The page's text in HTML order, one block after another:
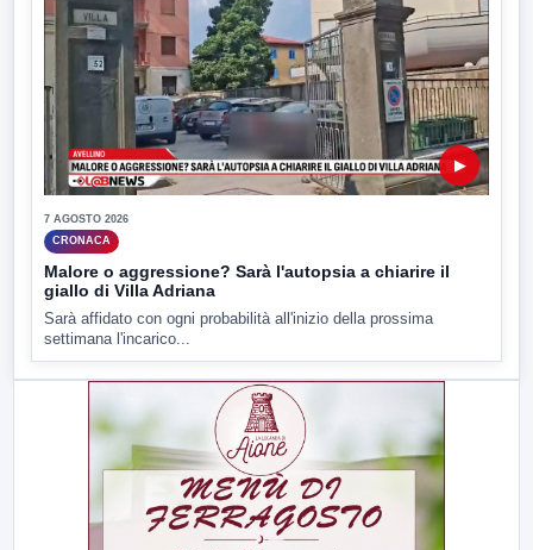
▶
7 AGOSTO 2026
CRONACA
Malore o aggressione? Sarà l'autopsia a chiarire il
giallo di Villa Adriana
Sarà affidato con ogni probabilità all'inizio della prossima
settimana l'incarico...